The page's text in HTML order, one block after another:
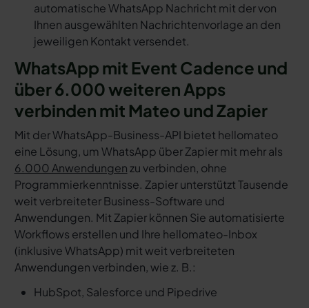
automatische WhatsApp Nachricht mit der von
Ihnen ausgewählten Nachrichtenvorlage an den
jeweiligen Kontakt versendet.
WhatsApp mit Event Cadence und
über 6.000 weiteren Apps
verbinden mit Mateo und Zapier
Mit der WhatsApp-Business-API bietet hellomateo
eine Lösung, um WhatsApp über Zapier mit mehr als
6.000 Anwendungenzu verbinden, ohne
Programmierkenntnisse. Zapier unterstützt Tausende
weit verbreiteter Business-Software und
Anwendungen. Mit Zapier können Sie automatisierte
Workflows erstellen und Ihre hellomateo-Inbox
(inklusive WhatsApp) mit weit verbreiteten
Anwendungen verbinden, wie z. B.:
HubSpot, Salesforce und Pipedrive